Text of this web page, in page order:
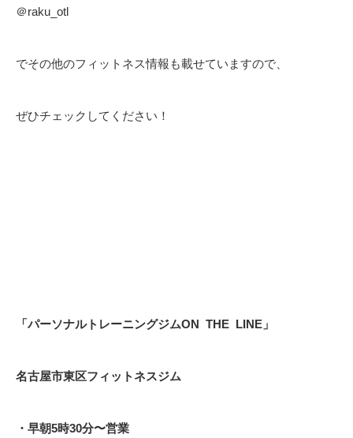
＠raku_otl
でその他のフィットネス情報も載せていますので、
ぜひチェックしてください！
「パーソナルトレーニングジムON THE LINE 」
名古屋市東区フィットネスジム
・早朝5時30分〜営業